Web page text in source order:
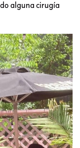
alguna cirugía